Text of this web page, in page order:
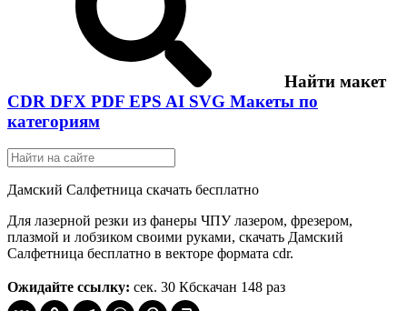
Найти макет
CDR DFX PDF EPS AI SVG Макеты по
категориям
Дамский Салфетница скачать бесплатно
Для лазерной резки из фанеры ЧПУ лазером, фрезером,
плазмой и лобзиком своими руками, скачать Дамский
Салфетница бесплатно в векторе формата cdr.
Ожидайте ссылку: сек. 30 Кбскачан 148 раз